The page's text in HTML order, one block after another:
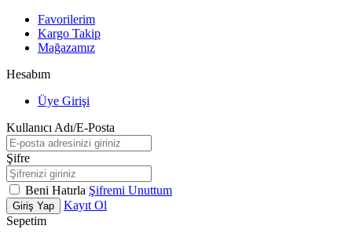
Favorilerim
Kargo Takip
Mağazamız
Hesabım
Üye Girişi
Kullanıcı Adı/E-Posta
Şifre
Beni Hatırla Şifremi Unuttum
Giriş Yap
Kayıt Ol
Sepetim